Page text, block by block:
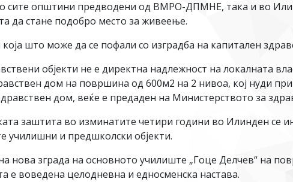
сите општини предводени од ВМРО-ДПМНЕ, така и во
да стане подобро место за живеење.
што може да се пофали со изградба на капитален
објекти не е директна надлежност на локалната
дом на површина од 600м2 на 2 нивоа, кој нуди
дом, веќе е предаден на Министерството за
заштита во изминатите четири години во Илинден се
училишни и предшколски објекти.
нова зграда на основното училиште „Гоце Делчев“ на
е воведена целодневна и едносменска настава.